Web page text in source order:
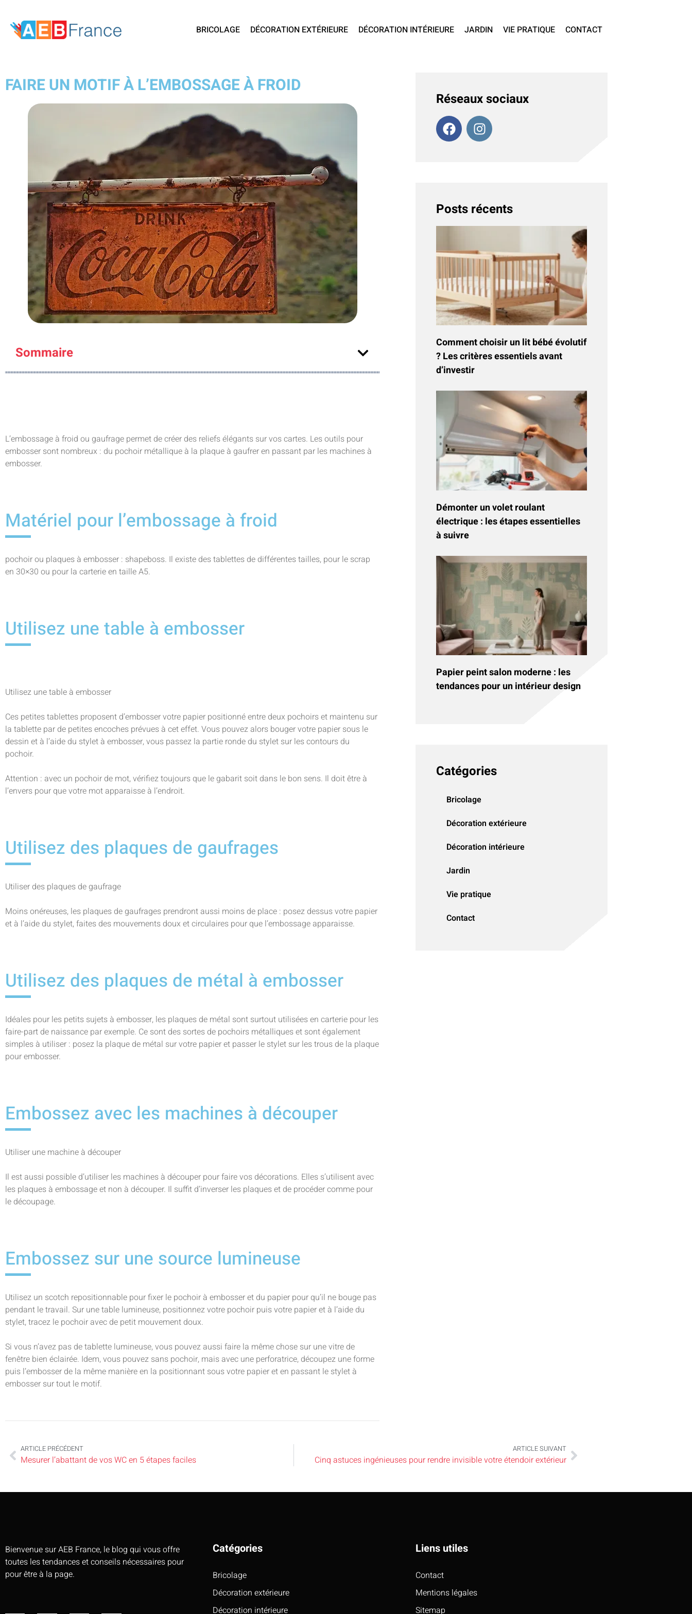
BRICOLAGE DÉCORATION EXTÉRIEURE DÉCORATION INTÉRIEURE JARDIN VIE PRATIQUE CONTACT
FAIRE UN MOTIF À L’EMBOSSAGE À FROID
Sommaire
L’embossage à froid ou gaufrage permet de créer des reliefs élégants sur vos cartes. Les outils pour
embosser sont nombreux : du pochoir métallique à la plaque à gaufrer en passant par les machines à
embosser.
Matériel pour l’embossage à froid
pochoir ou plaques à embosser : shapeboss. Il existe des tablettes de différentes tailles, pour le scrap
en 30×30 ou pour la carterie en taille A5.
Utilisez une table à embosser
Utilisez une table à embosser
Ces petites tablettes proposent d’embosser votre papier positionné entre deux pochoirs et maintenu sur
la tablette par de petites encoches prévues à cet effet. Vous pouvez alors bouger votre papier sous le
dessin et à l’aide du stylet à embosser, vous passez la partie ronde du stylet sur les contours du
pochoir.
Attention : avec un pochoir de mot, vérifiez toujours que le gabarit soit dans le bon sens. Il doit être à
l’envers pour que votre mot apparaisse à l’endroit.
Utilisez des plaques de gaufrages
Utiliser des plaques de gaufrage
Moins onéreuses, les plaques de gaufrages prendront aussi moins de place : posez dessus votre papier
et à l’aide du stylet, faites des mouvements doux et circulaires pour que l’embossage apparaisse.
Utilisez des plaques de métal à embosser
Idéales pour les petits sujets à embosser, les plaques de métal sont surtout utilisées en carterie pour les
faire-part de naissance par exemple. Ce sont des sortes de pochoirs métalliques et sont également
simples à utiliser : posez la plaque de métal sur votre papier et passer le stylet sur les trous de la plaque
pour embosser.
Embossez avec les machines à découper
Utiliser une machine à découper
Il est aussi possible d’utiliser les machines à découper pour faire vos décorations. Elles s’utilisent avec
les plaques à embossage et non à découper. Il suffit d’inverser les plaques et de procéder comme pour
le découpage.
Embossez sur une source lumineuse
Utilisez un scotch repositionnable pour fixer le pochoir à embosser et du papier pour qu’il ne bouge pas
pendant le travail. Sur une table lumineuse, positionnez votre pochoir puis votre papier et à l’aide du
stylet, tracez le pochoir avec de petit mouvement doux.
Si vous n’avez pas de tablette lumineuse, vous pouvez aussi faire la même chose sur une vitre de
fenêtre bien éclairée. Idem, vous pouvez sans pochoir, mais avec une perforatrice, découpez une forme
puis l’embosser de la même manière en la positionnant sous votre papier et en passant le stylet à
embosser sur tout le motif.
Réseaux sociaux
Posts récents
Comment choisir un lit bébé évolutif
? Les critères essentiels avant
d’investir
Démonter un volet roulant
électrique : les étapes essentielles
à suivre
Papier peint salon moderne : les
tendances pour un intérieur design
Catégories
Bricolage
Décoration extérieure
Décoration intérieure
Jardin
Vie pratique
Contact
ARTICLE PRÉCÉDENT
Mesurer l’abattant de vos WC en 5 étapes faciles
ARTICLE SUIVANT
Cinq astuces ingénieuses pour rendre invisible votre étendoir extérieur
Bienvenue sur AEB France, le blog qui vous offre
toutes les tendances et conseils nécessaires pour
pour être à la page.
Catégories
Bricolage
Décoration extérieure
Décoration intérieure
Liens utiles
Contact
Mentions légales
Sitemap